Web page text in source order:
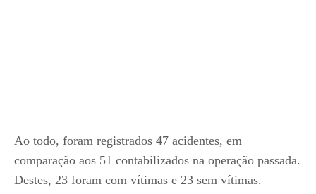
Ao todo, foram registrados 47 acidentes, em
comparação aos 51 contabilizados na operação passada.
Destes, 23 foram com vítimas e 23 sem vítimas.